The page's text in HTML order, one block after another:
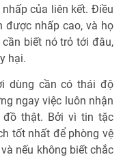
của liên kết. Điều
được nhấp cao, và họ
biết nó trỏ tới đâu,
hại.
dùng cần có thái độ
ngay việc luôn nhận
thật. Bởi vì tin tặc
tốt nhất để phòng vệ
nếu không biết chắc